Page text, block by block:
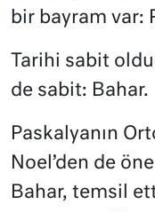
bir bayram var:
Tarihi sabit
de sabit: Bahar.
Paskalyanın
Noel’den de
Bahar, temsil